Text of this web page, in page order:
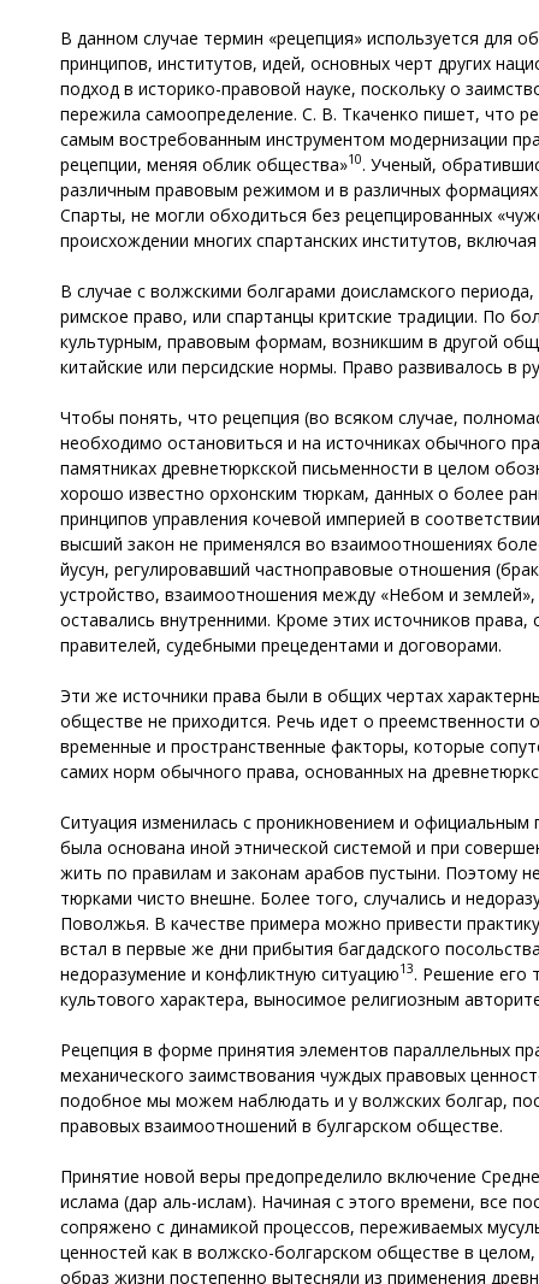
В данном случае термин «рецепция» используется для
принципов, институтов, идей, основных черт других
подход в историко-правовой науке, поскольку о
пережила самоопределение. С. В. Ткаченко пишет, что
самым востребованным инструментом модернизации
рецепции, меняя облик общества»10. Ученый,
различным правовым режимом и в различных
Спарты, не могли обходиться без рецепцированных
происхождении многих спартанских институтов,
В случае с волжскими болгарами доисламского
римское право, или спартанцы критские традиции. По
культурным, правовым формам, возникшим в другой
китайские или персидские нормы. Право развивалось в
Чтобы понять, что рецепция (во всяком случае,
необходимо остановиться и на источниках обычного
памятниках древнетюркской письменности в целом
хорошо известно орхонским тюркам, данных о более
принципов управления кочевой империей в
высший закон не применялся во взаимоотношениях
йусун, регулировавший частноправовые отношения
устройство, взаимоотношения между «Небом и
оставались внутренними. Кроме этих источников
правителей, судебными прецедентами и договорами.
Эти же источники права были в общих чертах
обществе не приходится. Речь идет о
временные и пространственные факторы, которые
самих норм обычного права, основанных на
Ситуация изменилась с проникновением и
была основана иной этнической системой и при
жить по правилам и законам арабов пустыни. Поэтому
тюрками чисто внешне. Более того, случались и
Поволжья. В качестве примера можно привести
встал в первые же дни прибытия багдадского
недоразумение и конфликтную ситуацию13. Решение его
культового характера, выносимое религиозным
Рецепция в форме принятия элементов параллельных
механического заимствования чуждых правовых
подобное мы можем наблюдать и у волжских болгар,
правовых взаимоотношений в булгарском обществе.
Принятие новой веры предопределило включение
ислама (дар аль-ислам). Начиная с этого времени, все
сопряжено с динамикой процессов, переживаемых
ценностей как в волжско-болгарском обществе в
образ жизни постепенно вытесняли из применения